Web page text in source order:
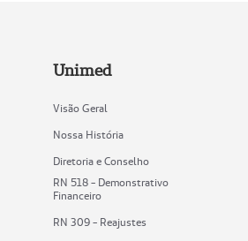
Unimed
Visão Geral
Nossa História
Diretoria e Conselho
RN 518 - Demonstrativo
Financeiro
RN 309 - Reajustes